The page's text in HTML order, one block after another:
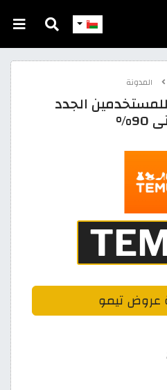
المدونة
الجدد
تيمو